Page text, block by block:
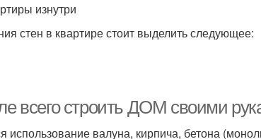
изнутри
стен в квартире стоит выделить следующее:
всего строить ДОМ своими
валуна, кирпича, бетона